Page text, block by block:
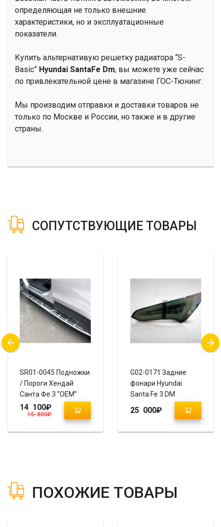
определяющая не только внешние
характеристики, но и эксплуатационные
показатели.
Купить альтернативую решетку радиатора “S-
Basic” Hyundai SantaFe Dm, вы можете уже сейчас
по привлекательной цене в магазине ГОС-Тюнинг.
Мы производим отправки и доставки товаров не
только по Москве и России, но также и в другие
страны.
СОПУТСТВУЮЩИЕ ТОВАРЫ
SR01-0045 Подножки
/ Пороги Хендай
Санта Фе 3 “OEM”
15 800₽
14 100₽
G02-0171 Задние
фонари Hyundai
Santa Fe 3 DM
“Smoke” (2012-2015)
25 000₽
ПОХОЖИЕ ТОВАРЫ